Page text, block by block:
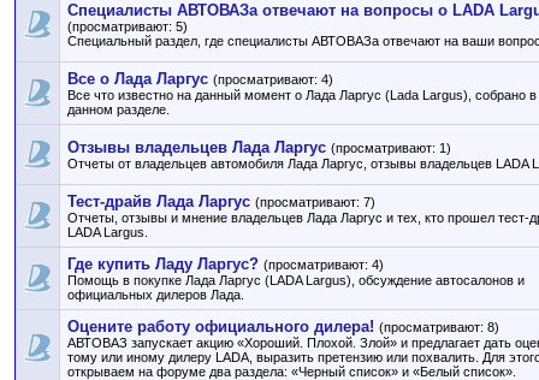
Специалисты АВТОВАЗа отвечают на вопросы о LADA
(просматривают: 5)
Специальный раздел, где специалисты АВТОВАЗа отвечают на ваши
Все о Лада Ларгус (просматривают: 4)
Все что известно на данный момент о Лада Ларгус (Lada Largus), собрано в
данном разделе.
Отзывы владельцев Лада Ларгус (просматривают: 1)
Отчеты от владельцев автомобиля Лада Ларгус, отзывы владельцев LADA
Тест-драйв Лада Ларгус (просматривают: 7)
Отчеты, отзывы и мнение владельцев Лада Ларгус и тех, кто прошел тест-
LADA Largus.
Где купить Ладу Ларгус? (просматривают: 4)
Помощь в покупке Лада Ларгус (LADA Largus), обсуждение автосалонов и
официальных дилеров Лада.
Оцените работу официального дилера! (просматривают: 8)
АВТОВАЗ запускает акцию «Хороший. Плохой. Злой» и предлагает дать
тому или иному дилеру LADA, выразить претензию или похвалить. Для
открываем на форуме два раздела: «Черный список» и «Белый список».